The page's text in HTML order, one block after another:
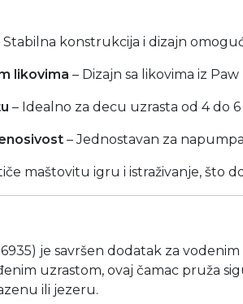
Stabilna konstrukcija i dizajn
likovima – Dizajn sa likovima iz
– Idealno za decu uzrasta od 4 do
– Jednostavan za
maštovitu igru i istraživanje, što
je savršen dodatak za
uzrastom, ovaj čamac pruža
ili jezeru.